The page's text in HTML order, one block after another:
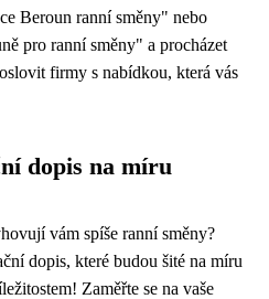
Beroun ranní směny" nebo
pro ranní směny" a procházet
firmy s nabídkou, která vás
dopis na míru
vám spíše ranní směny?
dopis, které budou šité na míru
Zaměřte se na vaše